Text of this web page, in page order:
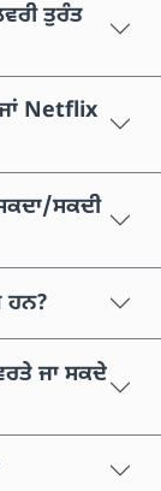
ਤੁਰੰਤ
Netflix
ਸਕਦੀ
ਹਨ?
ਜਾ ਸਕਦੇ